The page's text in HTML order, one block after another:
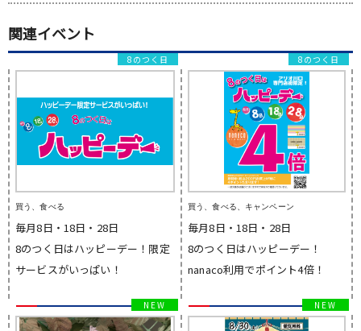
関連イベント
買う、食べる
毎月8日・18日・28日
8のつく日はハッピーデー！限定
サービスがいっぱい！
8のつく日
買う、食べる、キャンペーン
毎月8日・18日・28日
8のつく日はハッピーデー！
nanaco利用でポイント4倍！
8のつく日